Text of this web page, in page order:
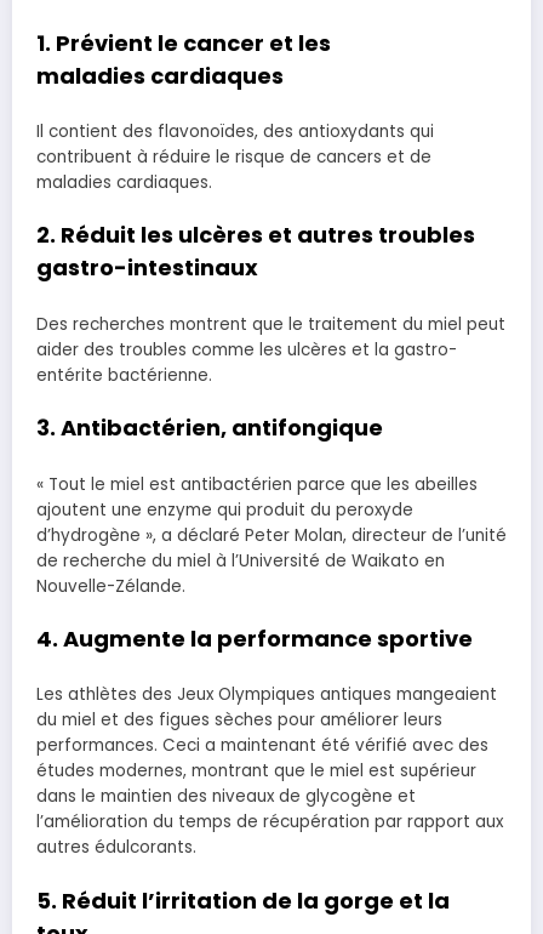
1. Prévient le cancer et les
maladies cardiaques
Il contient des flavonoïdes, des antioxydants qui
contribuent à réduire le risque de cancers et de
maladies cardiaques.
2. Réduit les ulcères et autres troubles
gastro-intestinaux
Des recherches montrent que le traitement du miel peut
aider des troubles comme les ulcères et la gastro-
entérite bactérienne.
3. Antibactérien, antifongique
« Tout le miel est antibactérien parce que les abeilles
ajoutent une enzyme qui produit du peroxyde
d’hydrogène », a déclaré Peter Molan, directeur de l’unité
de recherche du miel à l’Université de Waikato en
Nouvelle-Zélande.
4. Augmente la performance sportive
Les athlètes des Jeux Olympiques antiques mangeaient
du miel et des figues sèches pour améliorer leurs
performances. Ceci a maintenant été vérifié avec des
études modernes, montrant que le miel est supérieur
dans le maintien des niveaux de glycogène et
l’amélioration du temps de récupération par rapport aux
autres édulcorants.
5. Réduit l’irritation de la gorge et la